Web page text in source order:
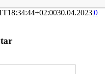
30.04.2023|0